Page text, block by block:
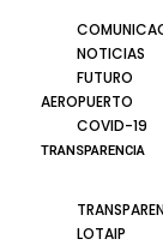
NOTICIAS
FUTURO
AEROPUERTO
COVID-19
TRANSPARENCIA
LOTAIP